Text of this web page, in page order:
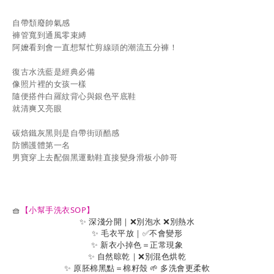
自帶頹廢帥氣感
褲管寬到通風零束縛
阿嬤看到會一直想幫忙剪線頭的潮流五分褲！
復古水洗藍是經典必備
像照片裡的女孩一樣
隨便搭件白羅紋背心與銀色平底鞋
就清爽又亮眼
碳焙鐵灰黑則是自帶街頭酷感
防髒護體第一名
男寶穿上去配個黑運動鞋直接變身滑板小帥哥
🧺 【小幫手洗衣SOP】
✨ 深淺分開｜❌別泡水 ❌別熱水
✨ 毛衣平放｜✅不會變形
✨ 新衣小掉色＝正常現象
✨ 自然晾乾｜❌別混色烘乾
✨ 原胚棉黑點＝棉籽殼 🌱 多洗會更柔軟